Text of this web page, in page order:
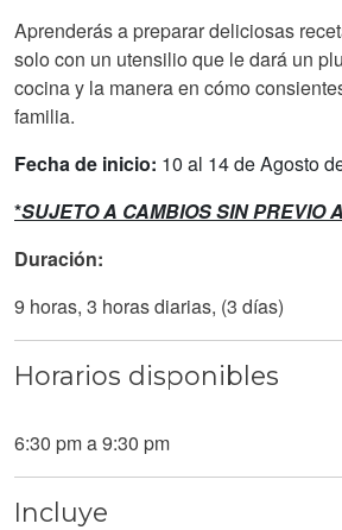
Aprenderás a preparar deliciosas
solo con un utensilio que le dará un
cocina y la manera en cómo
familia.
Fecha de inicio: 10 al 14 de Agosto
*SUJETO A CAMBIOS SIN PREVIO
Duración:
9 horas, 3 horas diarias, (3 días)
Horarios disponibles
6:30 pm a 9:30 pm
Incluye